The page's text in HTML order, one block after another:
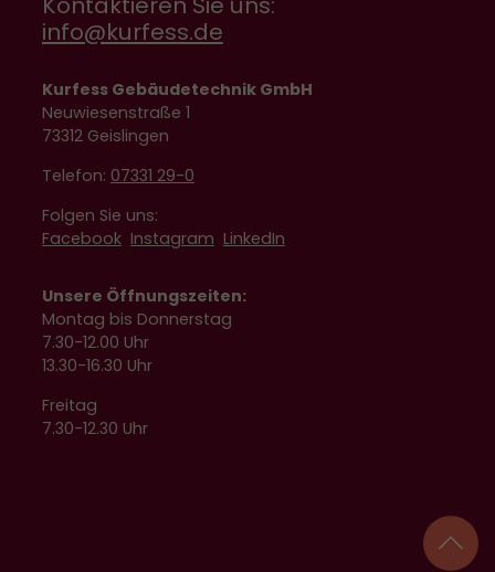
info@kurfess.de
Kurfess Gebäudetechnik GmbH
Neuwiesenstraße 1
73312 Geislingen
Telefon: 07331 29-0
Folgen Sie uns:
Facebook Instagram LinkedIn
Unsere Öffnungszeiten:
Montag bis Donnerstag
7.30-12.00 Uhr
13.30-16.30 Uhr
Freitag
7.30-12.30 Uhr